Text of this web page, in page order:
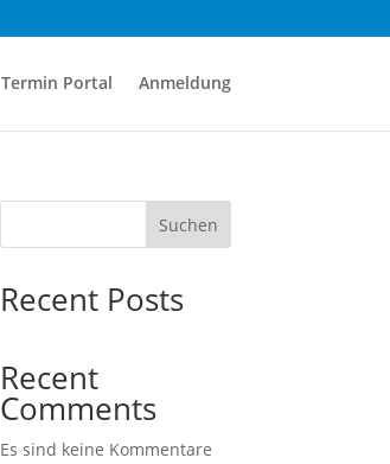
Termin Portal Anmeldung
Suchen
Recent Posts
Recent
Comments
Es sind keine Kommentare